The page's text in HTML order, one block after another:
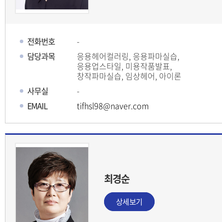
전화번호
-
담당과목
응용헤어컬러링, 응용파마실습,
응용업스타일, 미용작품발표,
창작파마실습, 임상헤어, 아이론
사무실
-
EMAIL
tifhsl98@naver.com
최경순
상세보기